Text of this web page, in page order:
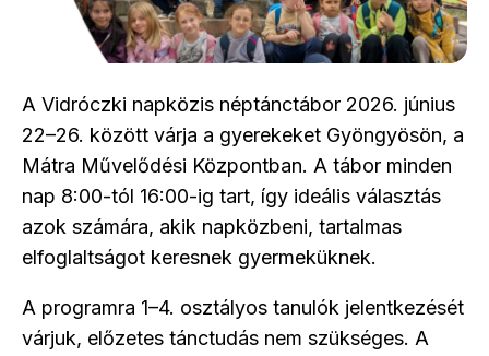
A Vidróczki napközis néptánctábor 2026. június
22–26. között várja a gyerekeket Gyöngyösön, a
Mátra Művelődési Központban. A tábor minden
nap 8:00-tól 16:00-ig tart, így ideális választás
azok számára, akik napközbeni, tartalmas
elfoglaltságot keresnek gyermeküknek.
A programra 1–4. osztályos tanulók jelentkezését
várjuk, előzetes tánctudás nem szükséges. A